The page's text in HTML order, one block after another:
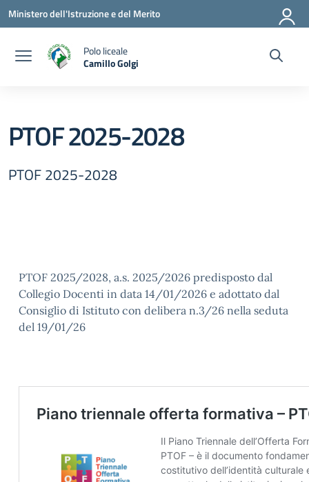
Vai ai contenuti
Vai al menu di navigazione
Vai al footer
Ministero dell'Istruzione e del Merito
Polo liceale
Camillo Golgi
— Visita la pagina iniziale della scuola
PTOF 2025-2028
PTOF 2025-2028
PTOF 2025/2028, a.s. 2025/2026 predisposto dal
Collegio Docenti in data 14/01/2026 e adottato dal
Consiglio di Istituto con delibera n.3/26 nella seduta
del 19/01/26